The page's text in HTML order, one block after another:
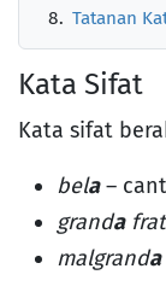
Tatanan
Kata Sifat
Kata sifat
bela–
granda
malgranda